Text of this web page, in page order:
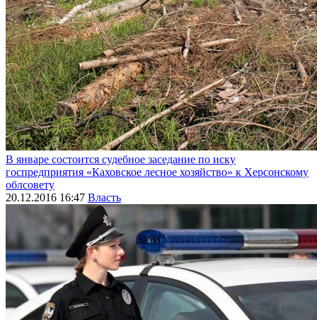
В январе состоится судебное заседание по иску
госпредприятия «Каховское лесное хозяйство» к Херсонскому
облсовету
20.12.2016 16:47 Власть